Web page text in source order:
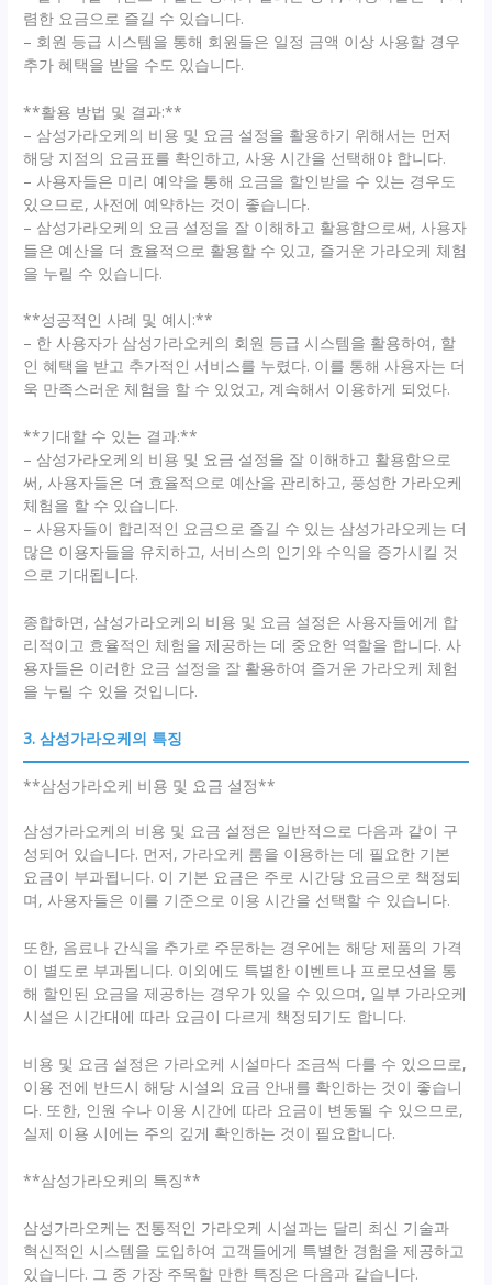
렴한 요금으로 즐길 수 있습니다.
– 회원 등급 시스템을 통해 회원들은 일정 금액 이상 사용할 경우
추가 혜택을 받을 수도 있습니다.
**활용 방법 및 결과:**
– 삼성가라오케의 비용 및 요금 설정을 활용하기 위해서는 먼저
해당 지점의 요금표를 확인하고, 사용 시간을 선택해야 합니다.
– 사용자들은 미리 예약을 통해 요금을 할인받을 수 있는 경우도
있으므로, 사전에 예약하는 것이 좋습니다.
– 삼성가라오케의 요금 설정을 잘 이해하고 활용함으로써, 사용자
들은 예산을 더 효율적으로 활용할 수 있고, 즐거운 가라오케 체험
을 누릴 수 있습니다.
**성공적인 사례 및 예시:**
– 한 사용자가 삼성가라오케의 회원 등급 시스템을 활용하여, 할
인 혜택을 받고 추가적인 서비스를 누렸다. 이를 통해 사용자는 더
욱 만족스러운 체험을 할 수 있었고, 계속해서 이용하게 되었다.
**기대할 수 있는 결과:**
– 삼성가라오케의 비용 및 요금 설정을 잘 이해하고 활용함으로
써, 사용자들은 더 효율적으로 예산을 관리하고, 풍성한 가라오케
체험을 할 수 있습니다.
– 사용자들이 합리적인 요금으로 즐길 수 있는 삼성가라오케는 더
많은 이용자들을 유치하고, 서비스의 인기와 수익을 증가시킬 것
으로 기대됩니다.
종합하면, 삼성가라오케의 비용 및 요금 설정은 사용자들에게 합
리적이고 효율적인 체험을 제공하는 데 중요한 역할을 합니다. 사
용자들은 이러한 요금 설정을 잘 활용하여 즐거운 가라오케 체험
을 누릴 수 있을 것입니다.
3. 삼성가라오케의 특징
**삼성가라오케 비용 및 요금 설정**
삼성가라오케의 비용 및 요금 설정은 일반적으로 다음과 같이 구
성되어 있습니다. 먼저, 가라오케 룸을 이용하는 데 필요한 기본
요금이 부과됩니다. 이 기본 요금은 주로 시간당 요금으로 책정되
며, 사용자들은 이를 기준으로 이용 시간을 선택할 수 있습니다.
또한, 음료나 간식을 추가로 주문하는 경우에는 해당 제품의 가격
이 별도로 부과됩니다. 이외에도 특별한 이벤트나 프로모션을 통
해 할인된 요금을 제공하는 경우가 있을 수 있으며, 일부 가라오케
시설은 시간대에 따라 요금이 다르게 책정되기도 합니다.
비용 및 요금 설정은 가라오케 시설마다 조금씩 다를 수 있으므로,
이용 전에 반드시 해당 시설의 요금 안내를 확인하는 것이 좋습니
다. 또한, 인원 수나 이용 시간에 따라 요금이 변동될 수 있으므로,
실제 이용 시에는 주의 깊게 확인하는 것이 필요합니다.
**삼성가라오케의 특징**
삼성가라오케는 전통적인 가라오케 시설과는 달리 최신 기술과
혁신적인 시스템을 도입하여 고객들에게 특별한 경험을 제공하고
있습니다. 그 중 가장 주목할 만한 특징은 다음과 같습니다.